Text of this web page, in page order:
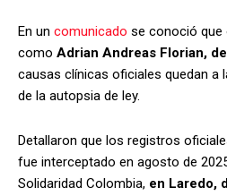
En un comunicado se conoció que
como Adrian Andreas Florian,
causas clínicas oficiales quedan a
de la autopsia de ley.
Detallaron que los registros
fue interceptado en agosto de
Solidaridad Colombia, en Laredo,